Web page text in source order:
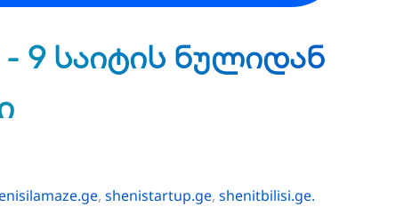
9 საიტის ნულიდან
, shenistartup.ge, shenitbilisi.ge.